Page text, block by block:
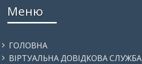
Меню
ГОЛОВНА
ВІРТУАЛЬНА ДОВІДКОВА СЛУЖБА